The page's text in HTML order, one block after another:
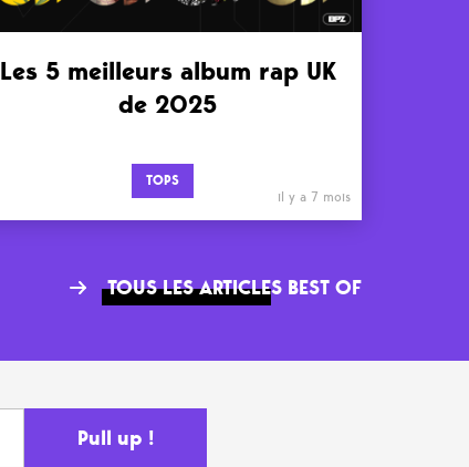
Les 5 meilleurs album rap UK
de 2025
TOPS
il y a 7 mois
TOUS LES ARTICLES BEST OF